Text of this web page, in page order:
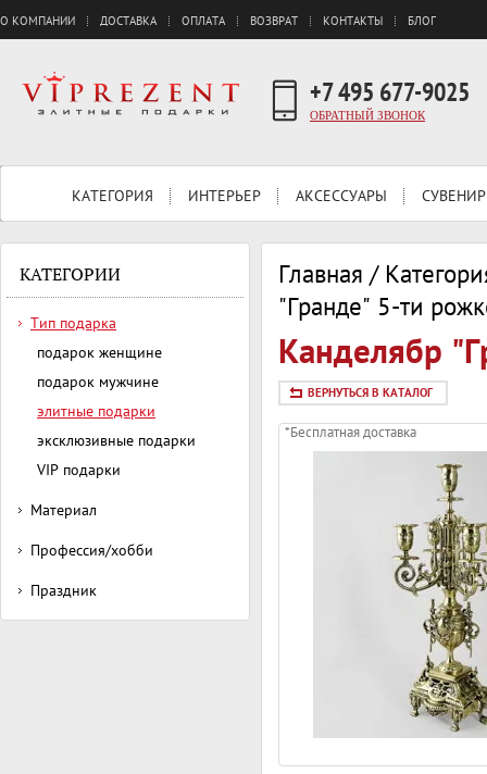
О КОМПАНИИ ДОСТАВКА ОПЛАТА ВОЗВРАТ КОНТАКТЫ БЛОГ
+7 495 677-9025
ОБРАТНЫЙ ЗВОНОК
КАТЕГОРИЯ ИНТЕРЬЕР АКСЕССУАРЫ
Главная /
"Гранде" 5-ти
Канделябр
ВЕРНУТЬСЯ В КАТАЛОГ
*Бесплатная доставка
КАТЕГОРИИ
Тип подарка
подарок женщине
подарок мужчине
элитные подарки
эксклюзивные подарки
VIP подарки
Материал
Профессия/хобби
Праздник